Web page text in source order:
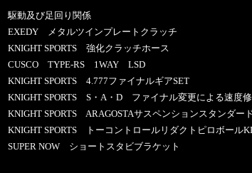
駆動及び足回り関係
EXEDY メタルツインプレートクラッチ
KNIGHT SPORTS 強化クラッチホース
CUSCO TYPE-RS 1WAY LSD
KNIGHT SPORTS 4.777ファイナルギアSET
KNIGHT SPORTS S・A・D ファイナル変更による速度
KNIGHT SPORTS ARAGOSTAサスペンションスタンダー
KNIGHT SPORTS トーコントロールリダクトピロボール
SUPER NOW ショートスタビブラケット